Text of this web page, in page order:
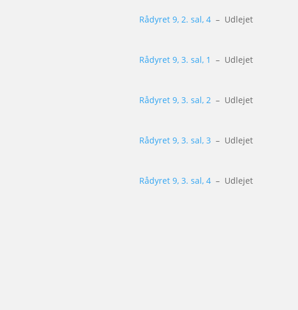
Rådyret 9, 2. sal, 4 – Udlejet
Rådyret 9, 3. sal, 1 – Udlejet
Rådyret 9, 3. sal, 2 – Udlejet
Rådyret 9, 3. sal, 3 – Udlejet
Rådyret 9, 3. sal, 4 – Udlejet